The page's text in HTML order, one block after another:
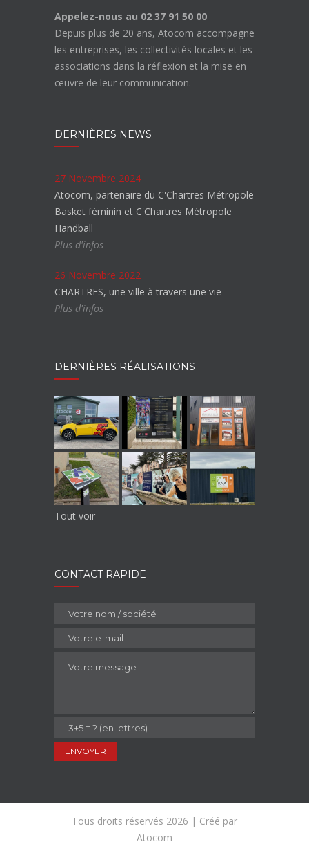
Appelez-nous au 02 37 91 50 00
Depuis plus de 20 ans, Atocom accompagne
les entreprises, les collectivités locales et les
associations dans la réflexion et la mise en
œuvre de leur communication.
DERNIÈRES NEWS
27 Novembre 2024
Atocom, partenaire du C'Chartres Métropole
Basket féminin et C'Chartres Métropole
Handball
Plus d'infos
26 Novembre 2022
CHARTRES, une ville à travers une vie
Plus d'infos
DERNIÈRES RÉALISATIONS
Tout voir
CONTACT RAPIDE
Tous droits réservés 2026 | Créé par
Atocom